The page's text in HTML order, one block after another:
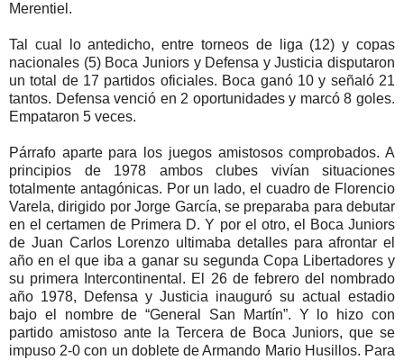
Merentiel.
Tal cual lo antedicho, entre torneos de liga (12) y copas
nacionales (5) Boca Juniors y Defensa y Justicia disputaron
un total de 17 partidos oficiales. Boca ganó 10 y señaló 21
tantos. Defensa venció en 2 oportunidades y marcó 8 goles.
Empataron 5 veces.
Párrafo aparte para los juegos amistosos comprobados. A
principios de 1978 ambos clubes vivían situaciones
totalmente antagónicas. Por un lado, el cuadro de Florencio
Varela, dirigido por Jorge García, se preparaba para debutar
en el certamen de Primera D. Y por el otro, el Boca Juniors
de Juan Carlos Lorenzo ultimaba detalles para afrontar el
año en el que iba a ganar su segunda Copa Libertadores y
su primera Intercontinental. El 26 de febrero del nombrado
año 1978, Defensa y Justicia inauguró su actual estadio
bajo el nombre de “General San Martín”. Y lo hizo con
partido amistoso ante la Tercera de Boca Juniors, que se
impuso 2-0 con un doblete de Armando Mario Husillos. Para